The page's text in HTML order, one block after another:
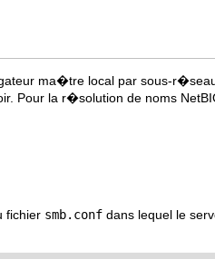
ma�tre local par sous-
Pour la r�solution de noms
fichier smb.conf dans lequel le